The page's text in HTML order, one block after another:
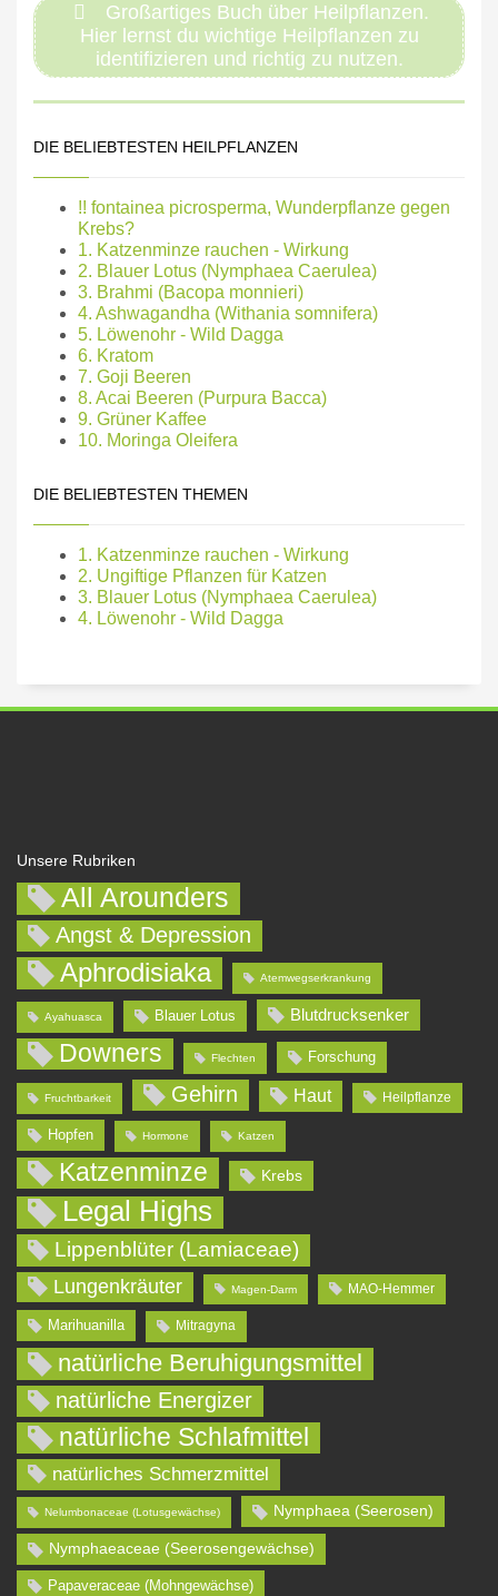
Großartiges Buch über Heilpflanzen.
Hier lernst du wichtige Heilpflanzen zu
identifizieren und richtig zu nutzen.
DIE BELIEBTESTEN HEILPFLANZEN
!! fontainea picrosperma, Wunderpflanze gegen
Krebs?
1. Katzenminze rauchen - Wirkung
2. Blauer Lotus (Nymphaea Caerulea)
3. Brahmi (Bacopa monnieri)
4. Ashwagandha (Withania somnifera)
5. Löwenohr - Wild Dagga
6. Kratom
7. Goji Beeren
8. Acai Beeren (Purpura Bacca)
9. Grüner Kaffee
10. Moringa Oleifera
DIE BELIEBTESTEN THEMEN
1. Katzenminze rauchen - Wirkung
2. Ungiftige Pflanzen für Katzen
3. Blauer Lotus (Nymphaea Caerulea)
4. Löwenohr - Wild Dagga
Unsere Rubriken
All Arounders
Angst & Depression
Aphrodisiaka Atemwegserkrankung
Ayahuasca Blauer Lotus Blutdrucksenker
Downers Flechten Forschung
Fruchtbarkeit Gehirn Haut Heilpflanze
Hopfen Hormone Katzen
Katzenminze Krebs
Legal Highs
Lippenblüter (Lamiaceae)
Lungenkräuter Magen-Darm MAO-Hemmer
Marihuanilla Mitragyna
natürliche Beruhigungsmittel
natürliche Energizer
natürliche Schlafmittel
natürliches Schmerzmittel
Nelumbonaceae (Lotusgewächse) Nymphaea (Seerosen)
Nymphaeaceae (Seerosengewächse)
Papaveraceae (Mohngewächse)